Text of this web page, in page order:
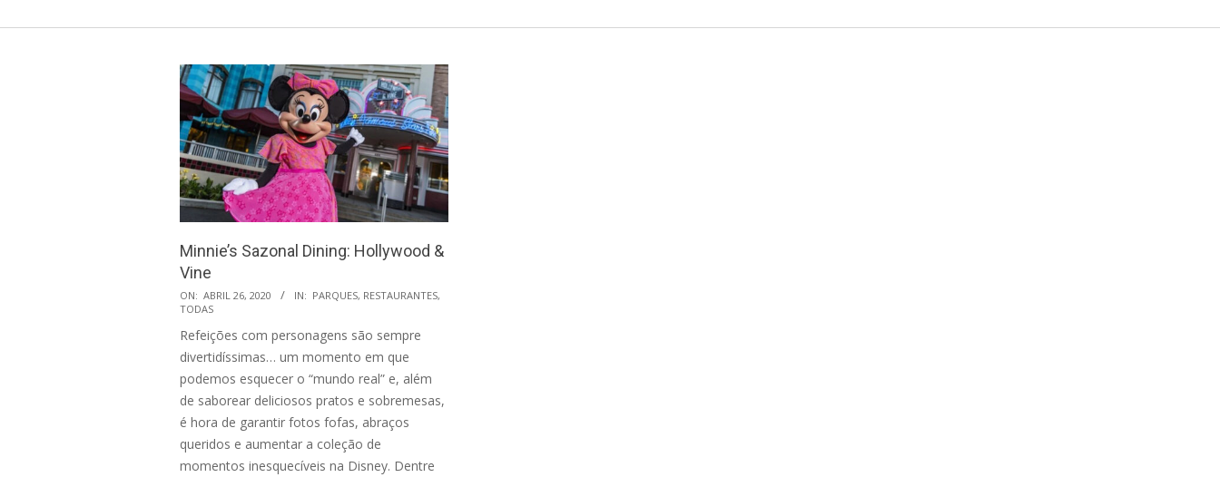
Minnie’s Sazonal Dining: Hollywood &
Vine
2020-
04-
26
ON: ABRIL 26, 2020 IN: PARQUES, RESTAURANTES,
TODAS
Refeições com personagens são sempre
divertidíssimas… um momento em que
podemos esquecer o “mundo real” e, além
de saborear deliciosos pratos e sobremesas,
é hora de garantir fotos fofas, abraços
queridos e aumentar a coleção de
momentos inesquecíveis na Disney. Dentre